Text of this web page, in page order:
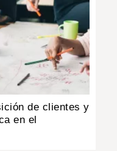
de clientes y
en el